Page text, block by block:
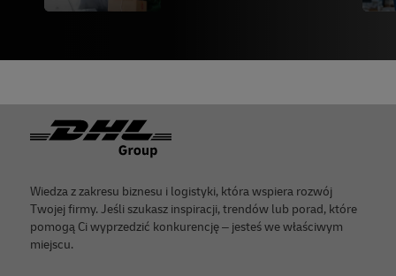
Footer
Wiedza z zakresu biznesu i logistyki, która wspiera rozwój
Twojej firmy. Jeśli szukasz inspiracji, trendów lub porad, które
pomogą Ci wyprzedzić konkurencję – jesteś we właściwym
miejscu.